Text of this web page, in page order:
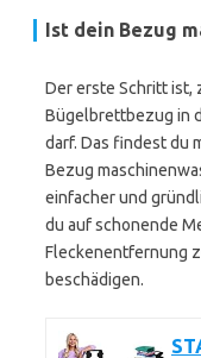
Ist dein Bezug
Der erste Schritt ist,
Bügelbrettbezug in
darf. Das findest du
Bezug
einfacher und
du auf schonende
Fleckenentfernung
beschädigen.